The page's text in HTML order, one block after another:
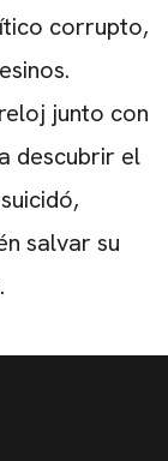
corrupto,
junto con
descubrir el
salvar su